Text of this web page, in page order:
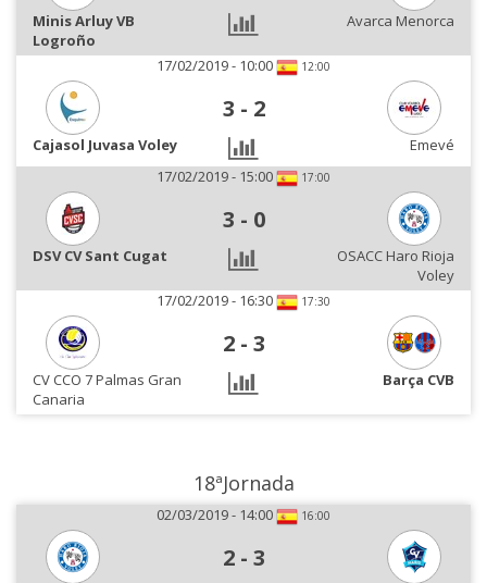
Minis Arluy VB
Logroño
Avarca Menorca
17/02/2019 - 10:00 12:00
3 - 2
Cajasol Juvasa Voley
Emevé
17/02/2019 - 15:00
17:00
3 - 0
DSV CV Sant Cugat
OSACC Haro Rioja
Voley
17/02/2019 - 16:30
17:30
2 - 3
CV CCO 7 Palmas Gran
Canaria
Barça CVB
18ªJornada
02/03/2019 - 14:00 16:00
2 - 3